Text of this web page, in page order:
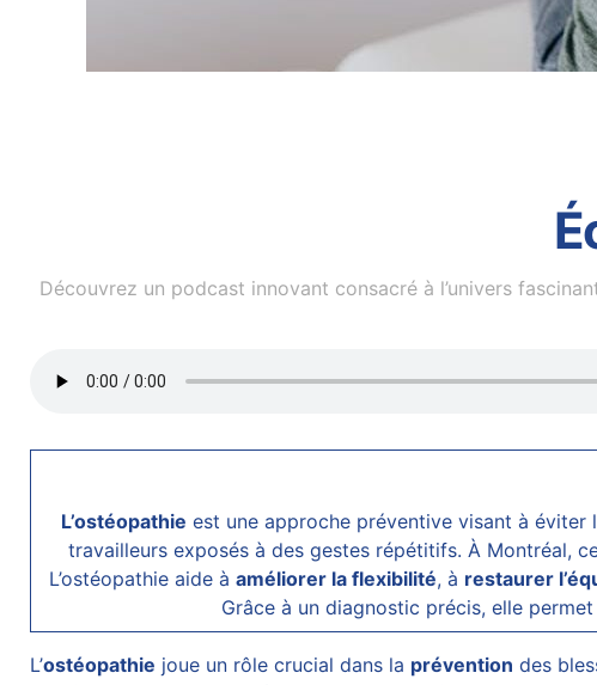
Découvrez un podcast innovant consacré à l’univers
L’ostéopathie est une approche préventive visant à éviter
travailleurs exposés à des gestes répétitifs. À Montréal,
L’ostéopathie aide àaméliorer la flexibilité, à restaurer
Grâce à un diagnostic précis, elle
L’ostéopathie joue un rôle crucial dans la prévention des